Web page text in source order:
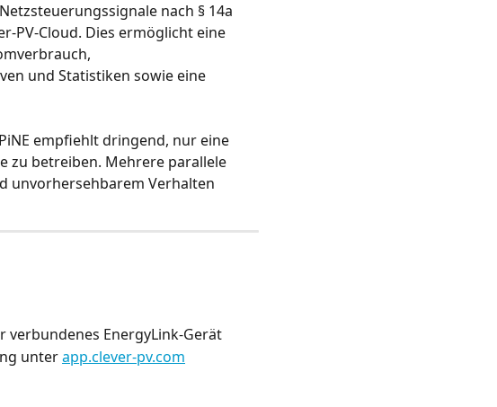
nach § 14a
PV-Cloud. Dies ermöglicht eine
und Statistiken sowie eine
empfiehlt dringend, nur eine
zu betreiben. Mehrere parallele
unvorhersehbarem Verhalten
EnergyLink-Gerät
unter app.clever-pv.com